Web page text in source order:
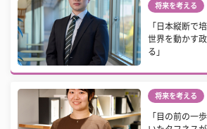
将来を考える
「日本縦断で
世界を動かす
る」
将来を考える
「目の前の一